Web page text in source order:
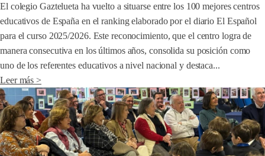
El colegio Gaztelueta ha vuelto a situarse entre los 100 mejores centros
educativos de España en el ranking elaborado por el diario El Español
para el curso 2025/2026. Este reconocimiento, que el centro logra de
manera consecutiva en los últimos años, consolida su posición como
uno de los referentes educativos a nivel nacional y destaca...
Leer más >